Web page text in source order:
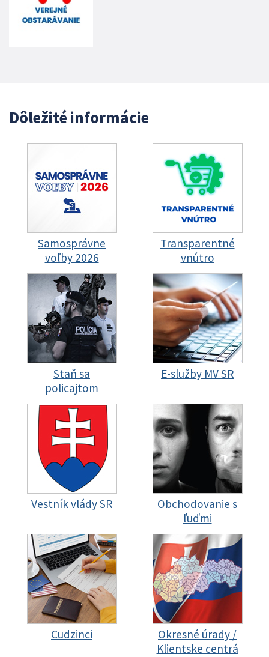
Dôležité informácie
Samosprávne
voľby 2026
Transparentné
vnútro
Staň sa
policajtom
E-služby MV SR
Vestník vlády SR
Obchodovanie s
ľuďmi
Cudzinci
Okresné úrady /
Klientske centrá